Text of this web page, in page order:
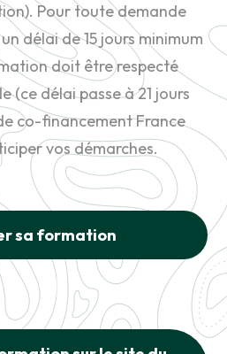
Pour toute demande
délai de 15 jours minimum
doit être respecté
(ce délai passe à 21 jours
co-financement France
vos démarches.
sa formation